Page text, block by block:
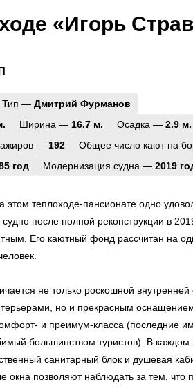
«Игорь
Тип — Дмитрий Фурманов
Ширина — 16.7 м. Осадка — 2.9 м.
— 192 Общее число кают на
год Модернизация судна — 2019
этом теплоходе-пансионате одно
после полной реконструкции в
Его каютный фонд рассчитан на
не только роскошной внутренней
но и прекрасным
и преимум-класса (последние
большинством туристов). В
санитарный блок и душевая
позволяют наблюдать за тем, что